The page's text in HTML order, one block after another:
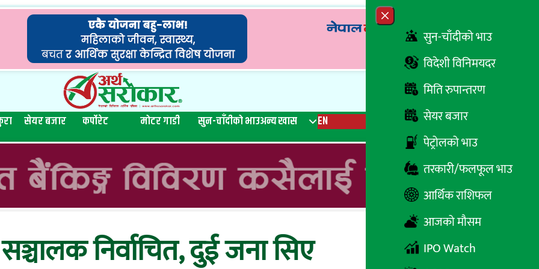
Close menu
सुन-चाँदीको भाउ
विदेशी विनिमयदर
मिति रुपान्तरण
सेयर बजार
पेट्रोलको भाउ
तरकारी/फलफूल भाउ
आर्थिक राशिफल
आजको मौसम
IPO Watch
सेयर बजार कर्पोरेट मोटर गाडी सुन-चाँदीको भाउअन्य खास EN रेडियो
निर्वाचित, दुई जना सिए